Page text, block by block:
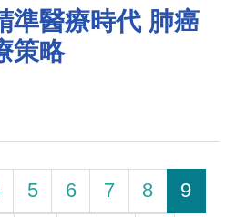
準醫療時代 肺癌
策略
5 6 7 8
9